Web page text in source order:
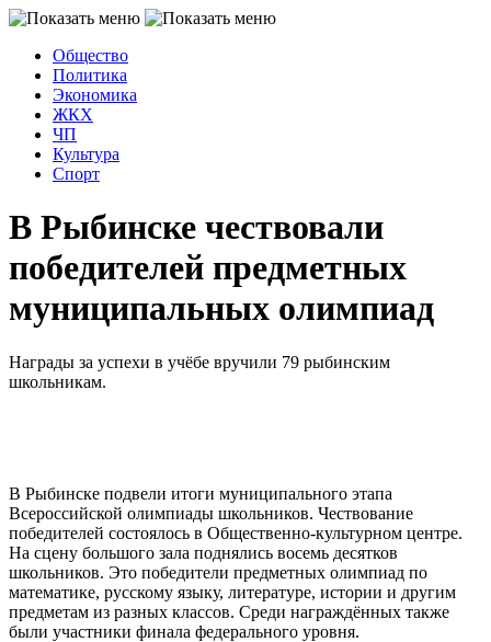
Общество
Политика
Экономика
ЖКХ
ЧП
Культура
Спорт
В Рыбинске чествовали
победителей предметных
муниципальных олимпиад
Награды за успехи в учёбе вручили 79 рыбинским
школьникам.
В Рыбинске подвели итоги муниципального этапа
Всероссийской олимпиады школьников. Чествование
победителей состоялось в Общественно-культурном центре.
На сцену большого зала поднялись восемь десятков
школьников. Это победители предметных олимпиад по
математике, русскому языку, литературе, истории и другим
предметам из разных классов. Среди награждённых также
были участники финала федерального уровня.